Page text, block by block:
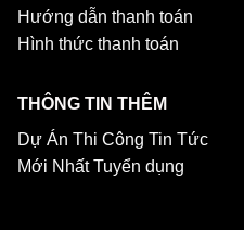
Hướng dẫn thanh toán
Hình thức thanh toán
THÔNG TIN THÊM
Dự Án Thi Công Tin Tức
Mới Nhất Tuyển dụng